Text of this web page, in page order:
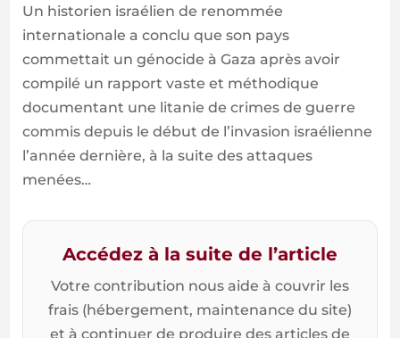
Un historien israélien de renommée
internationale a conclu que son pays
commettait un génocide à Gaza après avoir
compilé un rapport vaste et méthodique
documentant une litanie de crimes de guerre
commis depuis le début de l’invasion israélienne
l’année dernière, à la suite des attaques
menées…
Accédez à la suite de l’article
Votre contribution nous aide à couvrir les
frais (hébergement, maintenance du site)
et à continuer de produire des articles de